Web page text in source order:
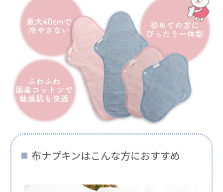
布ナプキンはこんな方におすすめ